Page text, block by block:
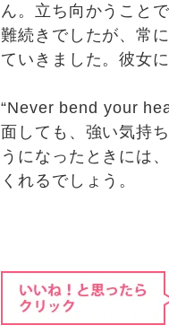
ん。立ち向かうこと
難続きでしたが、常
ていきました。彼女
“Never bend your
面しても、強い気持
うになったときには
くれるでしょう。